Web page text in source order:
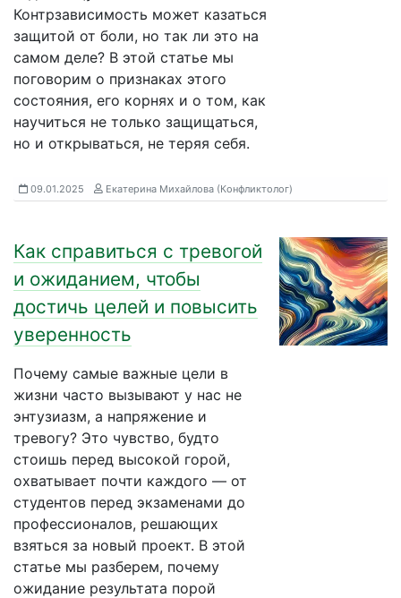
Контрзависимость может казаться
защитой от боли, но так ли это на
самом деле? В этой статье мы
поговорим о признаках этого
состояния, его корнях и о том, как
научиться не только защищаться,
но и открываться, не теряя себя.
09.01.2025 Екатерина Михайлова (Конфликтолог)
Как справиться с тревогой
и ожиданием, чтобы
достичь целей и повысить
уверенность
Почему самые важные цели в
жизни часто вызывают у нас не
энтузиазм, а напряжение и
тревогу? Это чувство, будто
стоишь перед высокой горой,
охватывает почти каждого — от
студентов перед экзаменами до
профессионалов, решающих
взяться за новый проект. В этой
статье мы разберем, почему
ожидание результата порой